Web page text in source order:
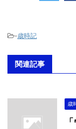
-歳時記
関連記事
歳